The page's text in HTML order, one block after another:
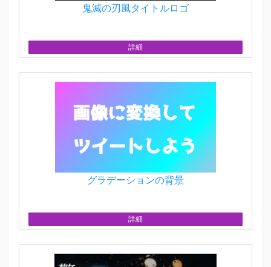
鬼滅の刃風タイトルロゴ
詳細
グラデーションの背景
詳細